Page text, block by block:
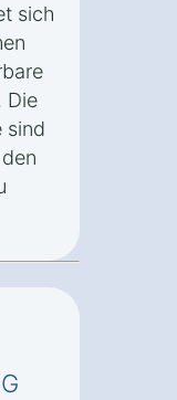
sich
Die
sind